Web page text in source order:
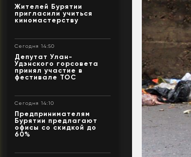
Жителей Бурятии
пригласили учиться
киномастерству
Сегодня 14:50
Депутат Улан-
Удэнского горсовета
принял участие в
фестивале ТОС
Сегодня 14:10
Предпринимателям
Бурятии предлагают
офисы со скидкой до
60%